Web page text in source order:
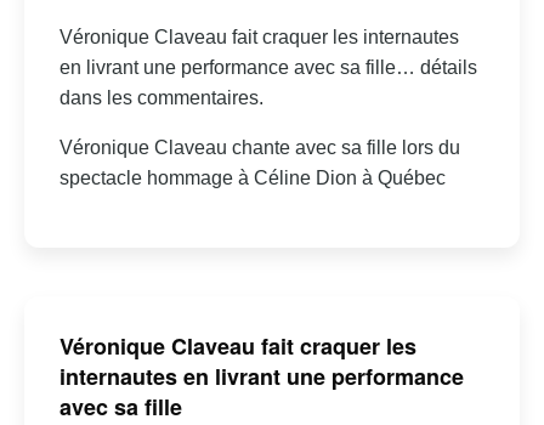
Véronique Claveau fait craquer les internautes
en livrant une performance avec sa fille… détails
dans les commentaires.
Véronique Claveau chante avec sa fille lors du
spectacle hommage à Céline Dion à Québec
Véronique Claveau fait craquer les
internautes en livrant une performance
avec sa fille